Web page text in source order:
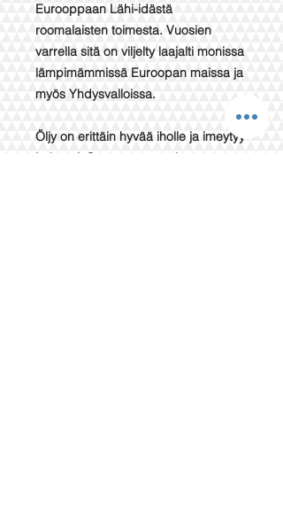
Eurooppaan Lähi-idästä
roomalaisten toimesta. Vuosien
varrella sitä on viljelty laajalti monissa
lämpimämmissä Euroopan maissa ja
myös Yhdysvalloissa.
Öljy on erittäin hyvää iholle ja imeytyy
helposti. Sen sanotaan olevan